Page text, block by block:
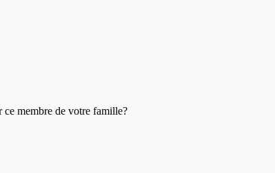
membre de votre famille?